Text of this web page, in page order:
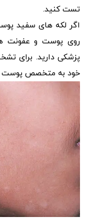
تست کنید.
اگر لکه های سفید
روی پوست و عفونت
پزشکی دارید. برای
خود به متخصص پوست